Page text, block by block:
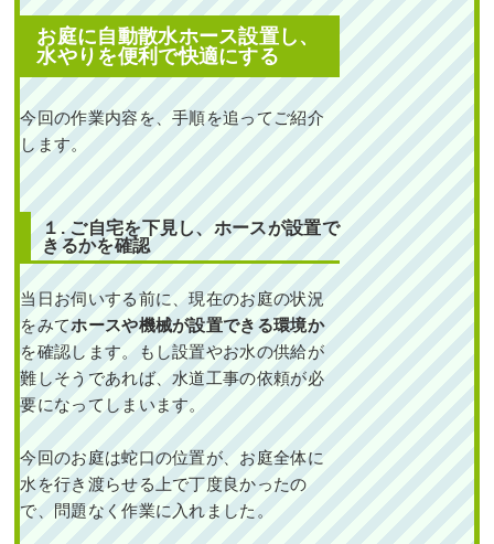
樹カ行
落葉樹サ行 常緑樹マ行 ,剪
定,大阪市淀川区,植栽,大阪府,伐
採 , 剪定 ,カイヅカイブキ,大阪府,
てしまう日当たりが悪
いポストの下にシャ
ガ・フイリヤブラン・
ヒューケラなどを1人1
時間で植栽した事例｜
大阪市城東区I様
も枯れてし ...
続きを読む
お庭に自動散水ホース設置し、
水やりを便利で快適にする
今回の作業内容を、手順を追ってご紹介
します。
１. ご自宅を下見し、ホースが設置で
きるかを確認
当日お伺いする前に、現在のお庭の状況
をみてホースや機械が設置できる環境か
を確認します。もし設置やお水の供給が
難しそうであれば、水道工事の依頼が必
要になってしまいます。
今回のお庭は蛇口の位置が、お庭全体に
水を行き渡らせる上で丁度良かったの
で、問題なく作業に入れました。